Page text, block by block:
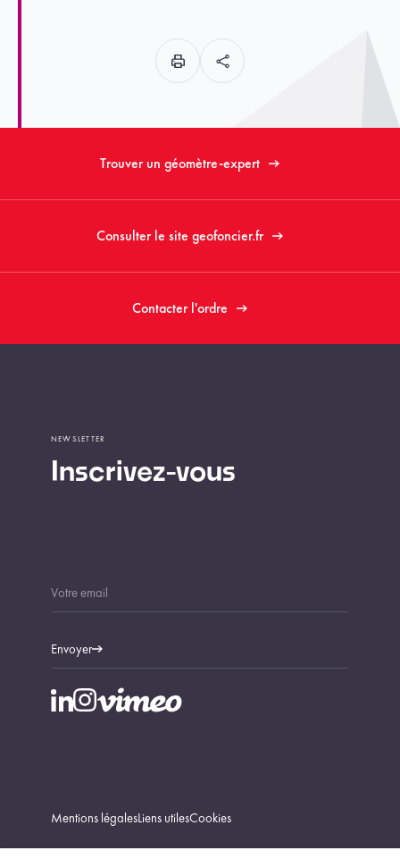
Trouver un géomètre-expert
Consulter le site geofoncier.fr
Contacter l'ordre
Inscrivez-vous
NEWSLETTER
Envoyer
Mentions légalesLiens utilesCookies